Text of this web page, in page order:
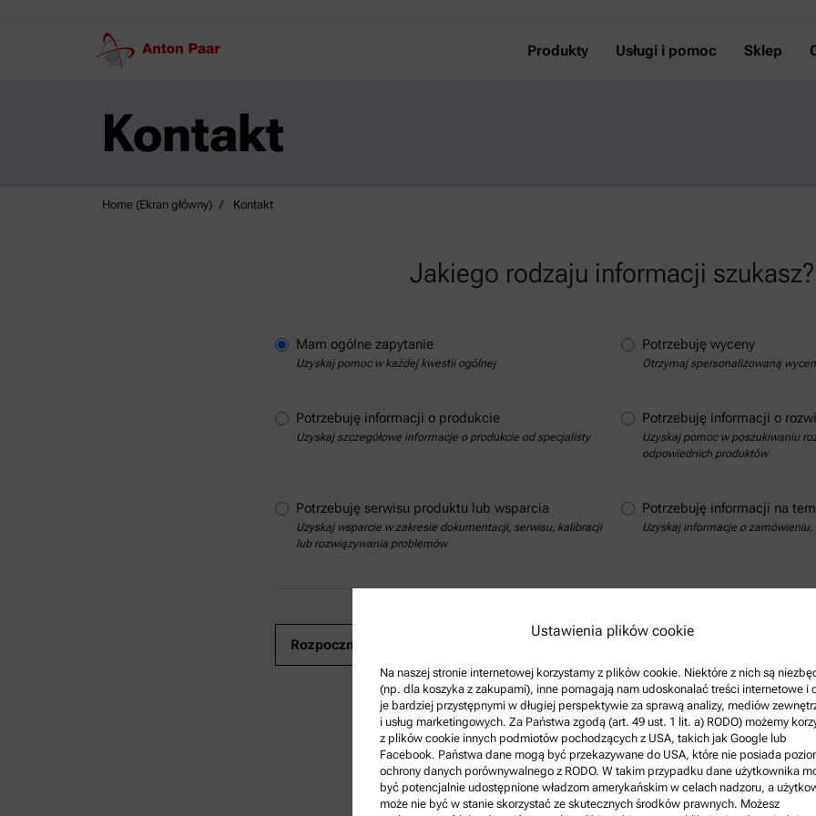
Produkty Usługi i pomoc Sklep
Kontakt
Home (Ekran główny) Kontakt
Jakiego rodzaju informacji szukasz?
Mam ogólne zapytanie
Uzyskaj pomoc w każdej kwestii ogólnej
Potrzebuję wyceny
Otrzymaj spersonalizowaną
Potrzebuję informacji o produkcie
Uzyskaj szczegółowe informacje o produkcie od specjalisty
Potrzebuję informacji o
Uzyskaj pomoc w poszukiwaniu
odpowiednich produktów
Potrzebuję serwisu produktu lub wsparcia
Uzyskaj wsparcie w zakresie dokumentacji, serwisu, kalibracji
lub rozwiązywania problemów
Potrzebuję informacji na
Uzyskaj informacje o zamówieniu,
Proszę pokazać dane kontaktowe
Ustawienia plików cookie
Na naszej stronie internetowej korzystamy z plików cookie. Niektóre z nich są
(np. dla koszyka z zakupami), inne pomagają nam udoskonalać treści internetowe i
je bardziej przystępnymi w długiej perspektywie za sprawą analizy, mediów
i usług marketingowych. Za Państwa zgodą (art. 49 ust. 1 lit. a) RODO) możemy
z plików cookie innych podmiotów pochodzących z USA, takich jak Google lub
Facebook. Państwa dane mogą być przekazywane do USA, które nie posiada
ochrony danych porównywalnego z RODO. W takim przypadku dane użytkownika
być potencjalnie udostępnione władzom amerykańskim w celach nadzoru, a
może nie być w stanie skorzystać ze skutecznych środków prawnych. Możesz